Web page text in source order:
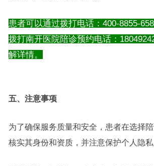
患者可以通过拨打电话：400-8855-
拨打南开医院陪诊预约电话：
解详情。
五、注意事项
为了确保服务质量和安全，患者在选择
核实其身份和资质，并注意保护个人隐私